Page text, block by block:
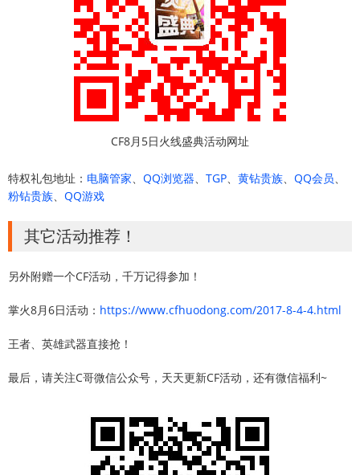
CF8月5日火线盛典活动网址
特权礼包地址： 电脑管家、 QQ浏览器、 TGP、 黄钻贵族、 QQ会员、
粉钻贵族、 QQ游戏
其它活动推荐！
另外附赠一个CF活动，千万记得参加！
掌火8月6日活动： https://www.cfhuodong.com/2017-8-4-4.html
王者、英雄武器直接抢！
最后，请关注C哥微信公众号，天天更新CF活动，还有微信福利~